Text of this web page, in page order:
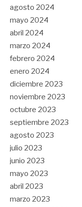
agosto 2024
mayo 2024
abril 2024
marzo 2024
febrero 2024
enero 2024
diciembre 2023
noviembre 2023
octubre 2023
septiembre 2023
agosto 2023
julio 2023
junio 2023
mayo 2023
abril 2023
marzo 2023